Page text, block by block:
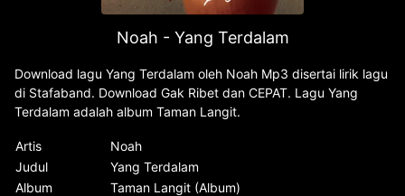
Noah - Yang Terdalam
Download lagu Yang Terdalam oleh Noah Mp3 disertai lirik lagu
di Stafaband. Download Gak Ribet dan CEPAT. Lagu Yang
Terdalam adalah album Taman Langit.
Artis
Noah
Judul
Yang Terdalam
Album
Taman Langit (Album)